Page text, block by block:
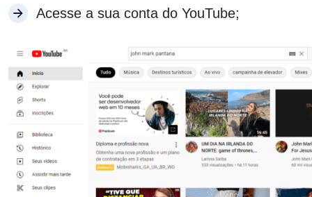
Acesse a sua conta do YouTube;